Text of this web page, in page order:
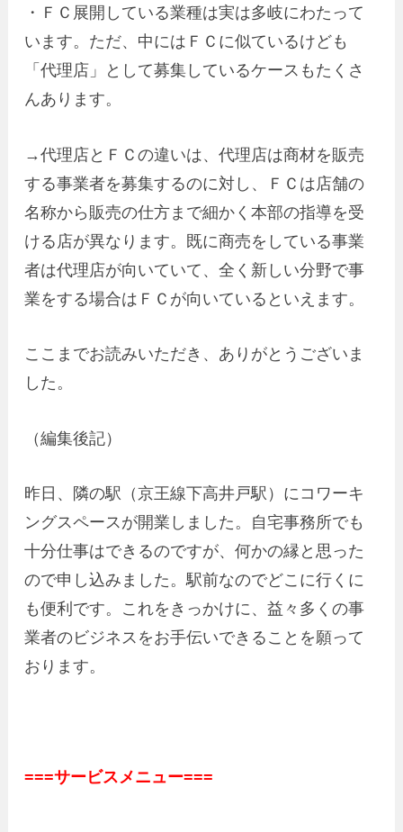
・ＦＣ展開している業種は実は多岐にわたって
います。ただ、中にはＦＣに似ているけども
「代理店」として募集しているケースもたくさ
んあります。
→代理店とＦＣの違いは、代理店は商材を販売
する事業者を募集するのに対し、ＦＣは店舗の
名称から販売の仕方まで細かく本部の指導を受
ける店が異なります。既に商売をしている事業
者は代理店が向いていて、全く新しい分野で事
業をする場合はＦＣが向いているといえます。
ここまでお読みいただき、ありがとうございま
した。
（編集後記）
昨日、隣の駅（京王線下高井戸駅）にコワーキ
ングスペースが開業しました。自宅事務所でも
十分仕事はできるのですが、何かの縁と思った
ので申し込みました。駅前なのでどこに行くに
も便利です。これをきっかけに、益々多くの事
業者のビジネスをお手伝いできることを願って
おります。
===サービスメニュー===